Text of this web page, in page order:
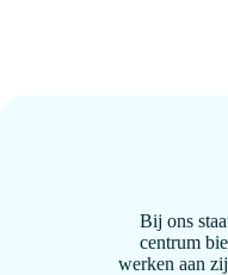
Bij ons
centrum
werken aan